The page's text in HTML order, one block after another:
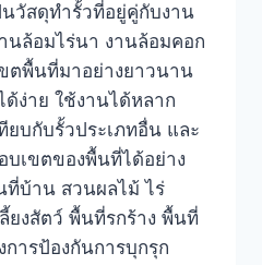
นวัสดุทำรั้วที่อยู่คู่กับงาน
นล้อมไร่นา งานล้อมคอก
ตพื้นที่มาอย่างยาวนาน
ด้ง่าย ใช้งานได้หลาก
ยบกับรั้วประเภทอื่น และ
เขตของพื้นที่ได้อย่าง
ที่บ้าน สวนผลไม้ ไร่
ยงสัตว์ พื้นที่รกร้าง พื้นที่
ารป้องกันการบุกรุก